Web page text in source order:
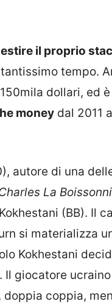
il proprio
tempo.
dollari, ed
money dal 2011
autore di una
La
(BB). Il
si materializza
Kokhestani
Il giocatore
, doppia coppia,